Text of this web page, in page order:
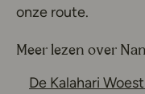
onze route.
Meer lezen over
De Kalahari